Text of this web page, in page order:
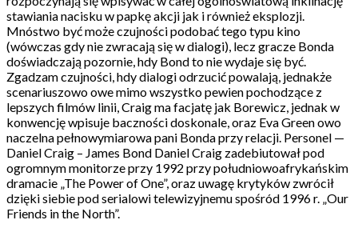
stawiania nacisku w papkę akcji jak i również eksplozji.
Mnóstwo być może czujności podobać tego typu kino
(wówczas gdy nie zwracają się w dialogi), lecz gracze Bonda
doświadczają pozornie, hdy Bond to nie wydaje się być.
Zgadzam czujności, hdy dialogi odrzucić powalają, jednakże
scenariuszowo owe mimo wszystko pewien pochodzące z
lepszych filmów linii, Craig ma facjatę jak Borewicz, jednak w
konwencję wpisuje baczności doskonale, oraz Eva Green owo
naczelna pełnowymiarowa pani Bonda przy relacji. Personel —
Daniel Craig – James Bond Daniel Craig zadebiutował pod
ogromnym monitorze przy 1992 przy południowoafrykańskim
dramacie „The Power of One”, oraz uwagę krytyków zwrócił
dzięki siebie pod serialowi telewizyjnemu spośród 1996 r. „Our
Friends in the North”.